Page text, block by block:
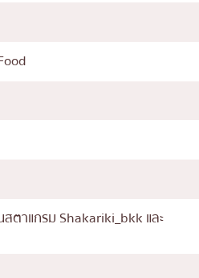
ตาแกรม Shakariki_bkk และ